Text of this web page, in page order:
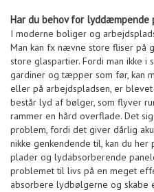
Har du behov for lyddæmpende
I moderne boliger og
Man kan fx nævne store fliser på
store glaspartier. Fordi man ikke i
gardiner og tæpper som før, kan
eller på arbejdspladsen, er
består lyd af bølger, som flyver
rammer en hård overflade. Det
problem, fordi det giver dårlig
nikke genkendende til, kan du
plader og lydabsorberende
problemet til livs på en meget
absorbere lydbølgerne og skabe